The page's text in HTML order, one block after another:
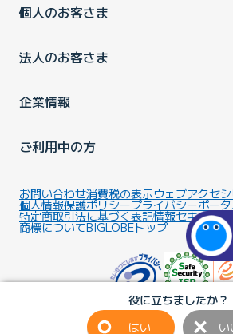
役に立ちましたか？
はい
い
個人のお客さま
法人のお客さま
企業情報
ご利用中の方
お問い合わせ消費税の表示ウェブアクセ
個人情報保護ポリシープライバシーポー
特定商取引法に基づく表記情報セキュリ
商標についてBIGLOBEトップ